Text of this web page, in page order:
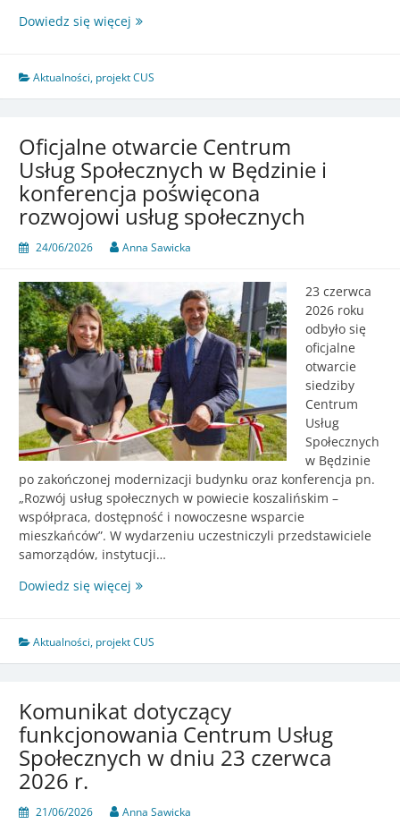
Dowiedz się więcej Bezpłatne
2026
Aktualności, projekt CUS
Oficjalne otwarcie Centrum
Usług Społecznych w Będzinie i
konferencja poświęcona
rozwojowi usług społecznych
24/06/2026 Anna Sawicka
23 czerwca
2026 roku
odbyło się
oficjalne
otwarcie
siedziby
Centrum
Usług
Społecznych
w Będzinie
po zakończonej modernizacji budynku oraz konferencja pn.
„Rozwój usług społecznych w powiecie koszalińskim –
współpraca, dostępność i nowoczesne wsparcie
mieszkańców”. W wydarzeniu uczestniczyli przedstawiciele
samorządów, instytucji…
Dowiedz się więcej Oficjalne
Usług
Społecznych
konferencja
poświęcona
społecznych
Aktualności, projekt CUS
Komunikat dotyczący
funkcjonowania Centrum Usług
Społecznych w dniu 23 czerwca
2026 r.
21/06/2026 Anna Sawicka